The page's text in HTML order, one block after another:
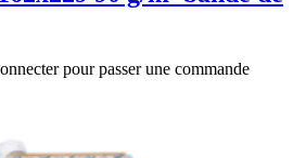
pour passer une commande